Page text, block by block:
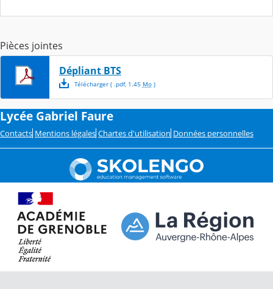
Pièces jointes
Dépliant BTS
Télécharger( .pdf, 1.45 Mo)
Lycée Gabriel Faure
Contacts Mentions légales Chartes d'utilisation Données personnelles